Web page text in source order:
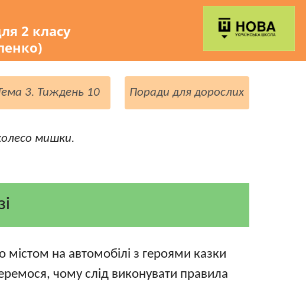
2 класу
3. Тиждень 10 Поради для дорослих
мишки.
на автомобілі з героями казки
чому слід виконувати правила